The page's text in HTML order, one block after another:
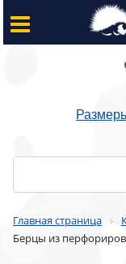
Главная страница
Берцы из